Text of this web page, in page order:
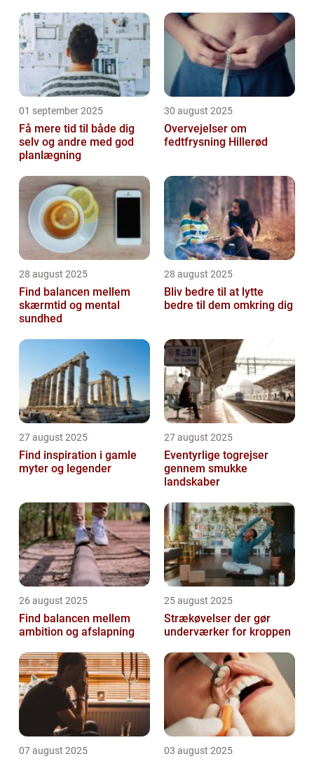
01 september 2025
Få mere tid til både dig
selv og andre med god
planlægning
30 august 2025
Overvejelser om
fedtfrysning Hillerød
28 august 2025
Find balancen mellem
skærmtid og mental
sundhed
28 august 2025
Bliv bedre til at lytte
bedre til dem omkring dig
27 august 2025
Find inspiration i gamle
myter og legender
27 august 2025
Eventyrlige togrejser
gennem smukke
landskaber
26 august 2025
Find balancen mellem
ambition og afslapning
25 august 2025
Strækøvelser der gør
underværker for kroppen
07 august 2025 03 august 2025